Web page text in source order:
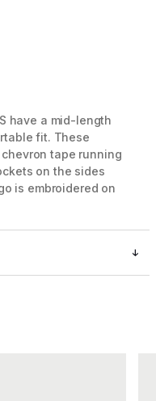
have a mid-length
fit. These
tape running
on the sides
is embroidered on